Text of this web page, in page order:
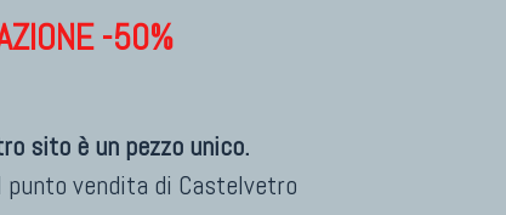
-50%
sito è un pezzo unico.
vendita di Castelvetro